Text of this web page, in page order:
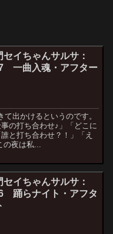
イちゃんサルサ：
一曲入魂・アフター
出かけるというのです。
の打ち合わせ♪」「どこに
と打ち合わせ？！」「え
の夜は私...
イちゃんサルサ：
踊らナイト・アフタ